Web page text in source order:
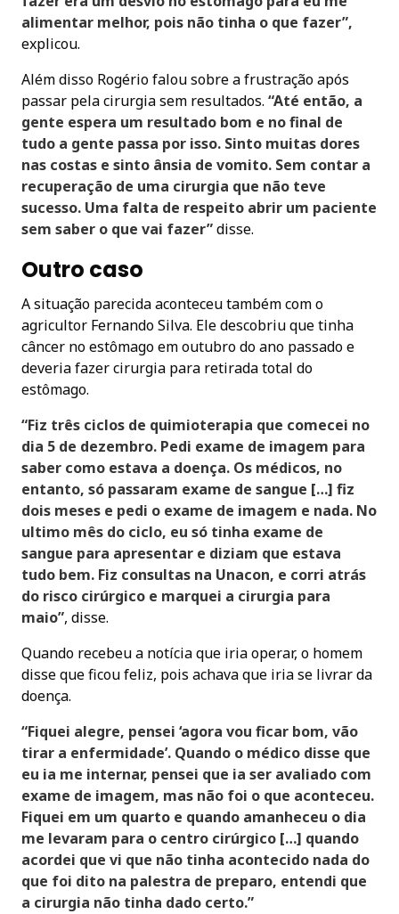
alimentar melhor, pois não tinha o que fazer”,
explicou.
Além disso Rogério falou sobre a frustração após
passar pela cirurgia sem resultados. “Até então, a
gente espera um resultado bom e no final de
tudo a gente passa por isso. Sinto muitas dores
nas costas e sinto ânsia de vomito. Sem contar a
recuperação de uma cirurgia que não teve
sucesso. Uma falta de respeito abrir um paciente
sem saber o que vai fazer”disse.
Outro caso
A situação parecida aconteceu também com o
agricultor Fernando Silva. Ele descobriu que tinha
câncer no estômago em outubro do ano passado e
deveria fazer cirurgia para retirada total do
estômago.
“Fiz três ciclos de quimioterapia que comecei no
dia 5 de dezembro. Pedi exame de imagem para
saber como estava a doença. Os médicos, no
entanto, só passaram exame de sangue […] fiz
dois meses e pedi o exame de imagem e nada. No
ultimo mês do ciclo, eu só tinha exame de
sangue para apresentar e diziam que estava
tudo bem. Fiz consultas na Unacon, e corri atrás
do risco cirúrgico e marquei a cirurgia para
maio”, disse.
Quando recebeu a notícia que iria operar, o homem
disse que ficou feliz, pois achava que iria se livrar da
doença.
“Fiquei alegre, pensei ‘agora vou ficar bom, vão
tirar a enfermidade’. Quando o médico disse que
eu ia me internar, pensei que ia ser avaliado com
exame de imagem, mas não foi o que aconteceu.
Fiquei em um quarto e quando amanheceu o dia
me levaram para o centro cirúrgico […] quando
acordei que vi que não tinha acontecido nada do
que foi dito na palestra de preparo, entendi que
a cirurgia não tinha dado certo.”